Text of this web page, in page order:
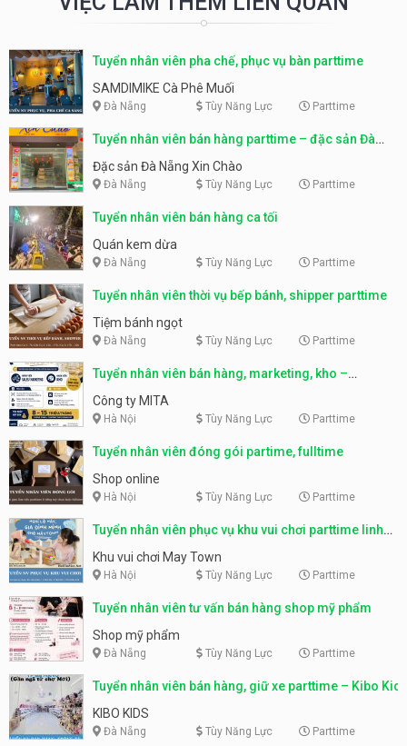
Tuyển nhân viên pha chế, phục vụ bàn parttime
SAMDIMIKE Cà Phê Muối
Đà Nẵng Tùy Năng Lực Parttime
Tuyển nhân viên bán hàng parttime – đặc sản Đà
Nẵng
Đặc sản Đà Nẵng Xin Chào
Đà Nẵng Tùy Năng Lực Parttime
Tuyển nhân viên bán hàng ca tối
Quán kem dừa
Đà Nẵng Tùy Năng Lực Parttime
Tuyển nhân viên thời vụ bếp bánh, shipper parttime
Tiệm bánh ngọt
Đà Nẵng Tùy Năng Lực Parttime
Tuyển nhân viên bán hàng, marketing, kho –
parttime, fulltime
Công ty MITA
Hà Nội Tùy Năng Lực Parttime
Tuyển nhân viên đóng gói partime, fulltime
Shop online
Hà Nội Tùy Năng Lực Parttime
Tuyển nhân viên phục vụ khu vui chơi parttime linh
động
Khu vui chơi May Town
Hà Nội Tùy Năng Lực Parttime
Tuyển nhân viên tư vấn bán hàng shop mỹ phẩm
Shop mỹ phẩm
Đà Nẵng Tùy Năng Lực Parttime
Tuyển nhân viên bán hàng, giữ xe parttime – Kibo Kid
KIBO KIDS
Đà Nẵng Tùy Năng Lực Parttime